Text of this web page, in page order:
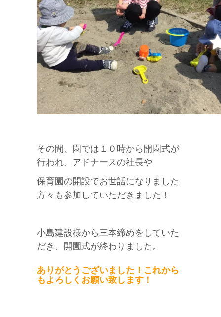
その間、園では１０時から開園式が
行われ、アドナースの社長や
保育園の開設でお世話になりました
方々も参加していただきました！
小島建設様から三本締めをしていた
だき、開園式が終わりました。
ありがとうございました！これから
もよろしくお願い致します！